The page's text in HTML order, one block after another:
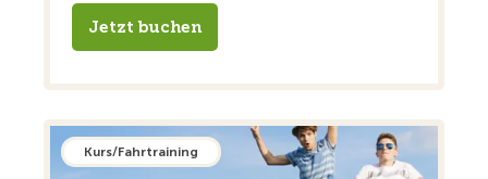
Jetzt buchen
Kurs/Fahrtraining